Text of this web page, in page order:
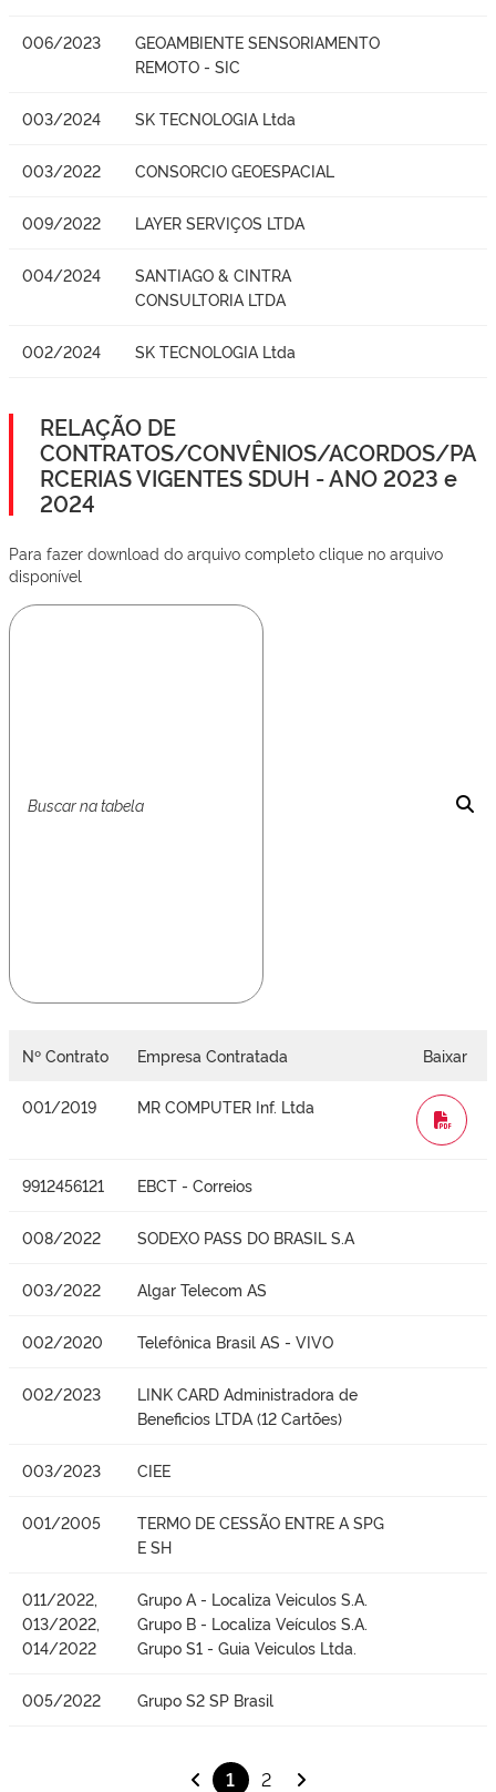
006/2023
GEOAMBIENTE SENSORIAMENTO
REMOTO - SIC
003/2024 SK TECNOLOGIA Ltda
003/2022 CONSORCIO GEOESPACIAL
009/2022 LAYER SERVIÇOS LTDA
004/2024
SANTIAGO & CINTRA
CONSULTORIA LTDA
002/2024 SK TECNOLOGIA Ltda
RELAÇÃO DE
CONTRATOS/CONVÊNIOS/ACORDOS/PA
RCERIAS VIGENTES SDUH - ANO 2023 e
2024
Para fazer download do arquivo completo clique no arquivo
disponível
Nº Contrato Empresa Contratada Baixar
001/2019 MR COMPUTER Inf. Ltda
WORD
9912456121 EBCT - Correios
008/2022 SODEXO PASS DO BRASIL S.A
003/2022 Algar Telecom AS
002/2020 Telefônica Brasil AS - VIVO
002/2023
LINK CARD Administradora de
Beneficios LTDA (12 Cartões)
003/2023 CIEE
001/2005
TERMO DE CESSÃO ENTRE A SPG
E SH
011/2022,
013/2022,
014/2022
Grupo A - Localiza Veiculos S.A.
Grupo B - Localiza Veículos S.A.
Grupo S1 - Guia Veiculos Ltda.
005/2022 Grupo S2 SP Brasil
1 2